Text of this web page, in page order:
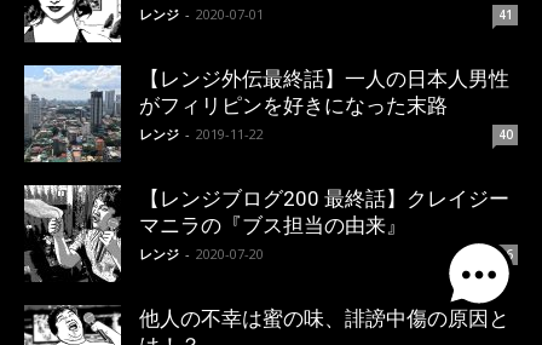
レンジ - 2020-07-01 41
【レンジ外伝最終話】一人の日本人男性
がフィリピンを好きになった末路
レンジ - 2019-11-22 40
【レンジブログ200 最終話】クレイジー
マニラの『ブス担当の由来』
レンジ - 2020-07-20 36
他人の不幸は蜜の味、誹謗中傷の原因と